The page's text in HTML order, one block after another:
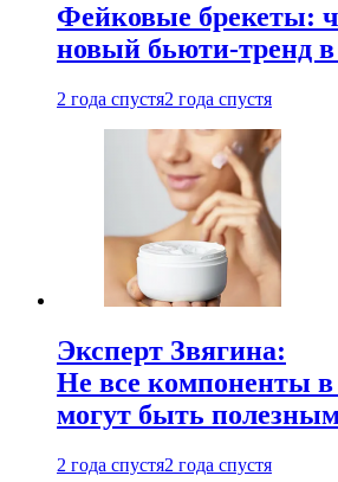
Фейковые брекеты:
новый бьюти-тренд в
2 года спустя2 года спустя
Эксперт Звягина:
Не все компоненты в
могут быть
2 года спустя2 года спустя